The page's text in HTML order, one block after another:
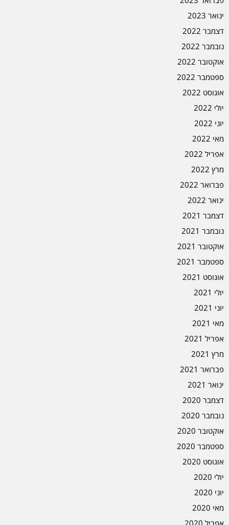
ינואר 2023
דצמבר 2022
נובמבר 2022
אוקטובר 2022
ספטמבר 2022
אוגוסט 2022
יולי 2022
יוני 2022
מאי 2022
אפריל 2022
מרץ 2022
פברואר 2022
ינואר 2022
דצמבר 2021
נובמבר 2021
אוקטובר 2021
ספטמבר 2021
אוגוסט 2021
יולי 2021
יוני 2021
מאי 2021
אפריל 2021
מרץ 2021
פברואר 2021
ינואר 2021
דצמבר 2020
נובמבר 2020
אוקטובר 2020
ספטמבר 2020
אוגוסט 2020
יולי 2020
יוני 2020
מאי 2020